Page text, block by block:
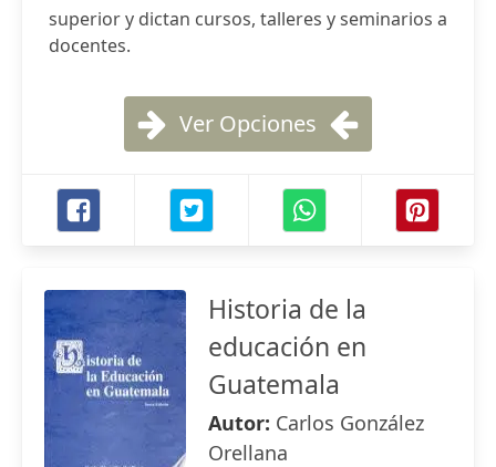
superior y dictan cursos, talleres y seminarios a
docentes.
Ver Opciones
Historia de la
educación en
Guatemala
Autor: Carlos González
Orellana